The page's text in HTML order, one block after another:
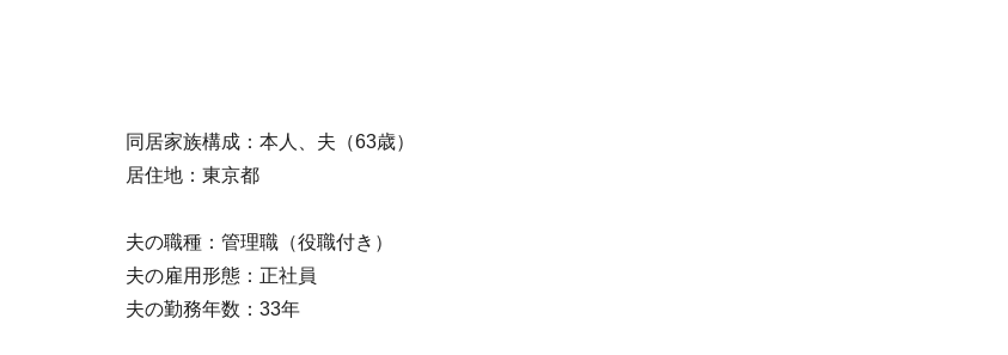
同居家族構成：本人、夫（63歳）
居住地：東京都
夫の職種：管理職（役職付き）
夫の雇用形態：正社員
夫の勤務年数：33年